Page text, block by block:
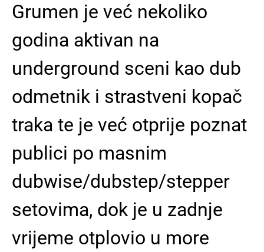
Grumen je već nekoliko
godina aktivan na
underground sceni kao dub
odmetnik i strastveni kopač
traka te je već otprije poznat
publici po masnim
dubwise/dubstep/stepper
setovima, dok je u zadnje
vrijeme otplovio u more